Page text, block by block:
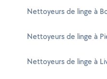
Nettoyeurs de linge à
Nettoyeurs de linge à
Nettoyeurs de linge à